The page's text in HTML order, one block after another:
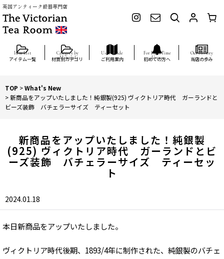
英国アンティーク銀器専門店
アイテム一覧 材質別カテゴリ ご利用案内 初めての方へ 当店の歩み
TOP >What's New
>新商品をアップいたしました！純銀製(925) ヴィクトリア時代 ガーランドと
ビーズ装飾 バチェラーサイズ ティーセット
新商品をアップいたしました！純銀製
(925) ヴィクトリア時代 ガーランドとビ
ーズ装飾 バチェラーサイズ ティーセッ
ト
2024.01.18
本日新商品をアップいたしました。
ヴィクトリア時代後期、1893/4年に制作された、純銀製のバチェ